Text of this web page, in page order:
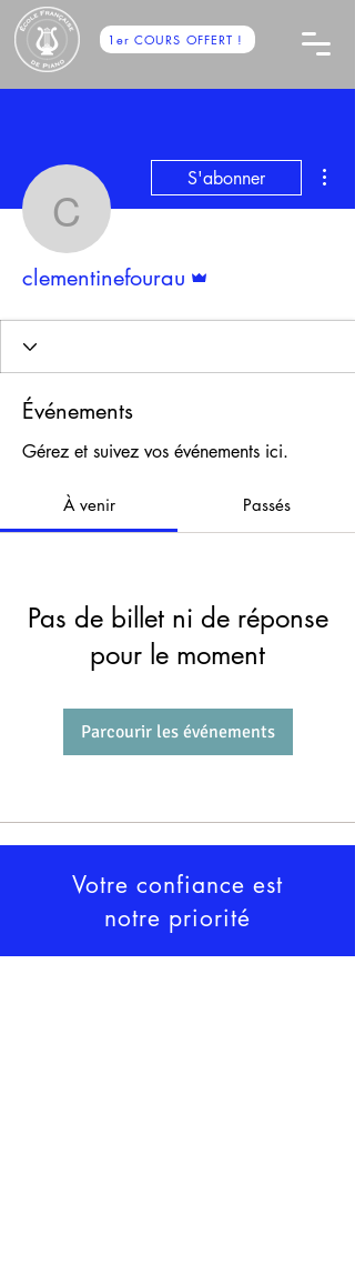
1er COURS OFFERT !
clementinefourau
S'abonner
clementinefourau
Événements
Gérez et suivez vos événements ici.
À venir Passés
Pas de billet ni de réponse
pour le moment
Parcourir les événements
Votre confiance est
notre priorité